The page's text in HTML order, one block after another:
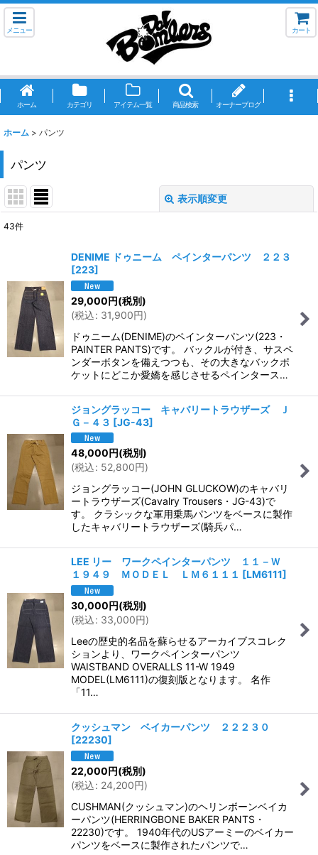
メニュー カート
ホーム カテゴリ アイテム一覧 商品検索 オーナーブログ
ホーム > パンツ
パンツ
表示順変更
並び順:
絞り込む
43件
DENIME ドゥニーム ペインターパンツ ２２３
[223]
29,000円(税別)
(税込: 31,900円)
ドゥニーム(DENIME)のペインターパンツ(223・
PAINTER PANTS)です。 バックルが付き、サスペ
ンダーボタンを備えつつも、その大きなバックポ
ケットにどこか愛嬌を感じさせるペインタース…
ジョングラッコー キャバリートラウザーズ Ｊ
Ｇ－４３ [JG-43]
48,000円(税別)
(税込: 52,800円)
ジョングラッコー(JOHN GLUCKOW)のキャバリ
ートラウザーズ(Cavalry Trousers・JG-43)で
す。 クラシックな軍用乗馬パンツをベースに製作
したキャバリートラウザーズ(騎兵パ…
LEE リー ワークペインターパンツ １１－Ｗ
１９４９ ＭＯＤＥＬ ＬＭ６１１１ [LM6111]
30,000円(税別)
(税込: 33,000円)
Leeの歴史的名品を蘇らせるアーカイブスコレク
ションより、ワークペインターパンツ
WAISTBAND OVERALLS 11-W 1949
MODEL(LM6111)の復刻版となります。 名作
「11…
クッシュマン ベイカーパンツ ２２２３０
[22230]
22,000円(税別)
(税込: 24,200円)
CUSHMAN(クッシュマン)のヘリンボーンベイカ
ーパンツ(HERRINGBONE BAKER PANTS・
22230)です。 1940年代のUSアーミーのベイカー
パンツをベースに製作されたパンツで…